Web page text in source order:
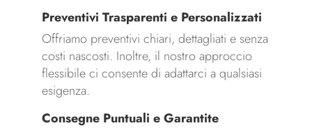
Preventivi Trasparenti e Personalizzati
Offriamo preventivi chiari, dettagliati e senza
costi nascosti. Inoltre, il nostro approccio
flessibile ci consente di adattarci a qualsiasi
esigenza.
Consegne Puntuali e Garantite